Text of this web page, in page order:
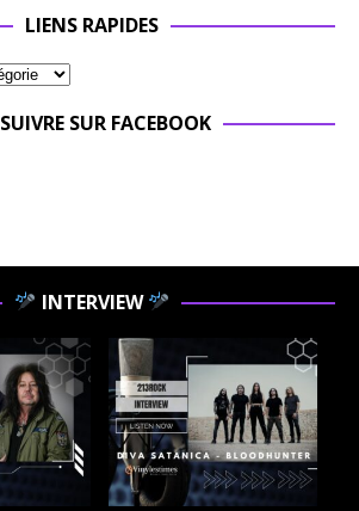
LIENS RAPIDES
SUIVRE SUR FACEBOOK
INTERVIEW